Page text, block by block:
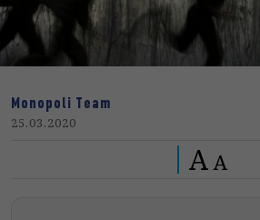
Monopoli Team
25.03.2020
A A